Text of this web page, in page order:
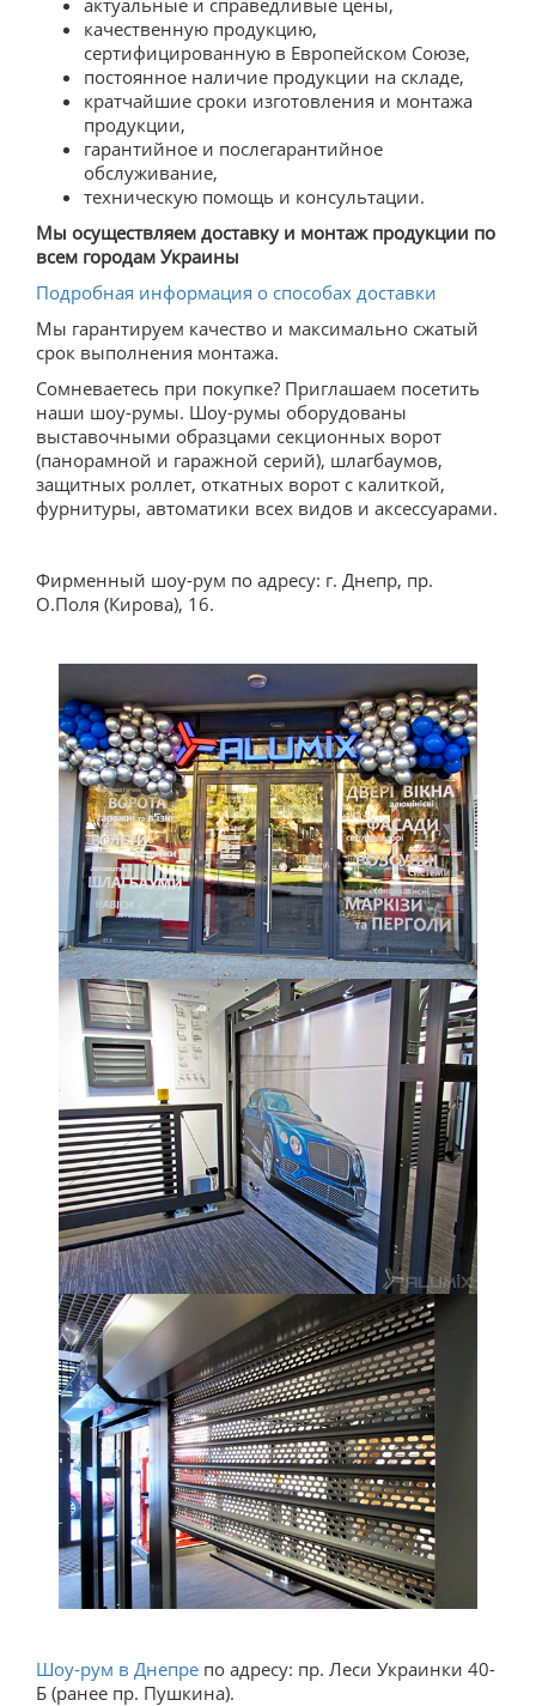
актуальные и справедливые цены,
качественную продукцию,
сертифицированную в Европейском Союзе,
постоянное наличие продукции на складе,
кратчайшие сроки изготовления и монтажа
продукции,
гарантийное и послегарантийное
обслуживание,
техническую помощь и консультации.
Мы осуществляем доставку и монтаж продукции по
всем городам Украины
Подробная информация о способах доставки
Мы гарантируем качество и максимально сжатый
срок выполнения монтажа.
Сомневаетесь при покупке? Приглашаем посетить
наши шоу-румы. Шоу-румы оборудованы
выставочными образцами секционных ворот
(панорамной и гаражной серий), шлагбаумов,
защитных роллет, откатных ворот с калиткой,
фурнитуры, автоматики всех видов и аксессуарами.
Фирменный шоу-рум по адресу: г. Днепр, пр.
О.Поля (Кирова), 16.
Шоу-рум в Днепре по адресу: пр. Леси Украинки 40-
Б (ранее пр. Пушкина).